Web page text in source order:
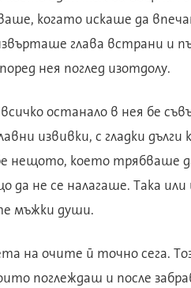
когато искаше да
глава встрани и
нея поглед изотдолу.
останало в нея бе
извивки, с гладки дълги
нещото, което трябваше
да не се налагаше. Така
мъжки души.
на очите й точно сега.
поглеждаш и после